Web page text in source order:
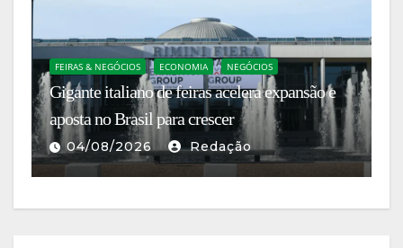
FEIRAS & NEGÓCIOS ECONOMIA NEGÓCIOS
Gigante italiano de feiras acelera expansão e
aposta no Brasil para crescer
04/08/2026 Redação